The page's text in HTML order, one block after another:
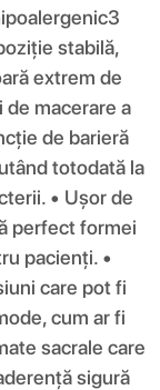
stabilă,
extrem de
de macerare a
de barieră
totodată la
• Ușor de
perfect formei
pacienți. •
care pot fi
cum ar fi
sacrale care
sigură